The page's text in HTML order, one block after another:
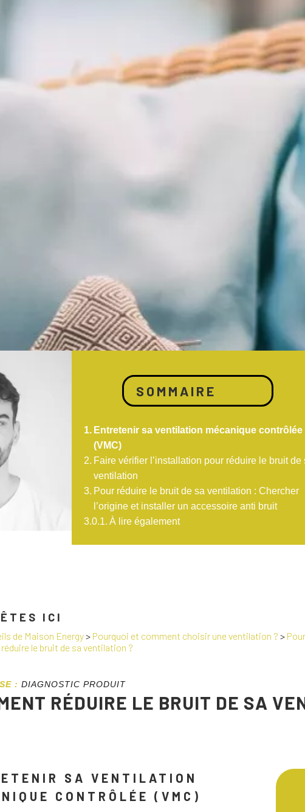
SOMMAIRE
Entretenir sa ventilation mécanique contrôlée
(VMC)
Faire vérifier l’installation pour réduire le bruit de
ventilation
Pour réduire le bruit de sa ventilation : Chercher
l’origine et installer un accessoire anti bruit
À lire également
ICI
de Maison Energy> Pourquoi et comment choisir une ventilation ? >
le bruit de sa ventilation ?
: DIAGNOSTIC PRODUIT
RÉDUIRE LE BRUIT DE SA
SA VENTILATION
CONTRÔLÉE (VMC)